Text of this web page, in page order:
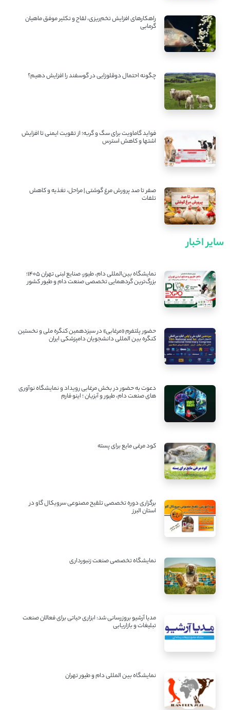
راهکارهای افزایش تخم‌ریزی، لقاح و تکثیر موفق ماهیان
گرمابی
چگونه احتمال دوقلوزایی در گوسفند را افزایش دهیم؟
فواید گاماویت برای سگ و گربه؛ از تقویت ایمنی تا افزایش
اشتها و کاهش استرس
صفر تا صد پرورش مرغ گوشتی | مراحل، تغذیه و کاهش
تلفات
سایر اخبار
نمایشگاه بین‌المللی دام، طیور، صنایع لبنی تهران ۱۴۰۵؛
بزرگ‌ترین گردهمایی تخصصی صنعت دام و طیور کشور
حضور پلتفرم «مرغابی» در سیزدهمین کنگره ملی و نخستین
کنگره بین ‌المللی دانشجویان دامپزشکی ایران
دعوت به حضور در بخش مرغابی رویداد و نمایشگاه نوآوری
های صنعت دام، طیور و آبزیان ؛ اینو فارم
کود مرغی مایع برای پسته
برگزاری دوره تخصصی تلقیح مصنوعی سرویکال گاو در
استان البرز
نمایشگاه تخصصی صنعت زنبورداری
مدیا آرشیو بروزرسانی شد: ابزاری حیاتی برای فعالان صنعت
تبلیغات و بازاریابی
نمایشگاه بین المللی دام و طیور تهران